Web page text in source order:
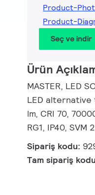
Product-
Product-
Seç ve indir
Ürün
MASTER, LED
LED alternative
lm, CRI 70,
RG1, IP40, SVM
Sipariş kodu:
Tam sipariş